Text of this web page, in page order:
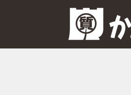
質屋か